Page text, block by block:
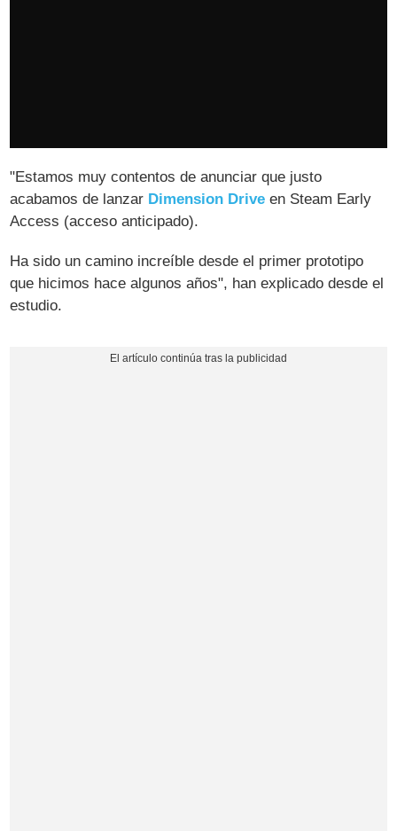
"Estamos muy contentos de anunciar que justo
acabamos de lanzar Dimension Drive en Steam Early
Access (acceso anticipado).
Ha sido un camino increíble desde el primer prototipo
que hicimos hace algunos años", han explicado desde el
estudio.